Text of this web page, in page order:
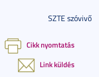
SZTE szóvivő
Cikk nyomtatás
Link küldés